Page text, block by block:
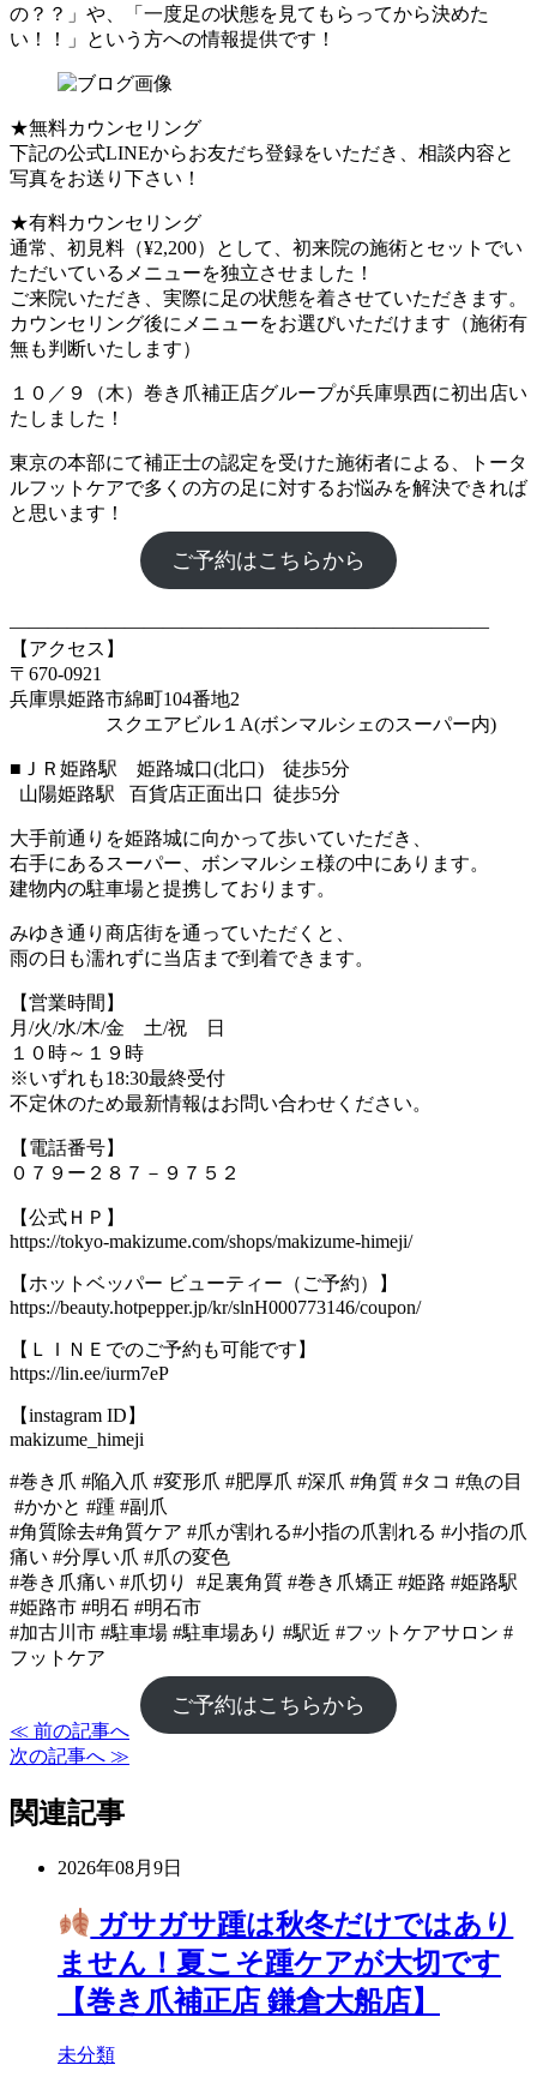
の？？」や、「一度足の状態を見てもらってから決めた
い！！」という方への情報提供です！
★無料カウンセリング
下記の公式LINEからお友だち登録をいただき、相談内容と
写真をお送り下さい！
★有料カウンセリング
通常、初見料（¥2,200）として、初来院の施術とセットでい
ただいているメニューを独立させました！
ご来院いただき、実際に足の状態を着させていただきます。
カウンセリング後にメニューをお選びいただけます（施術有
無も判断いたします）
１０／９（木）巻き爪補正店グループが兵庫県西に初出店い
たしました！
東京の本部にて補正士の認定を受けた施術者による、トータ
ルフットケアで多くの方の足に対するお悩みを解決できれば
と思います！
ご予約はこちらから
―――――――――――――――――――――――――
【アクセス】
〒670‐0921
兵庫県姫路市綿町104番地2
スクエアビル１A(ボンマルシェのスーパー内)
■ＪＲ姫路駅 姫路城口(北口) 徒歩5分
山陽姫路駅 百貨店正面出口 徒歩5分
大手前通りを姫路城に向かって歩いていただき、
右手にあるスーパー、ボンマルシェ様の中にあります。
建物内の駐車場と提携しております。
みゆき通り商店街を通っていただくと、
雨の日も濡れずに当店まで到着できます。
【営業時間】
月/火/水/木/金 土/祝 日
１０時～１９時
※いずれも18:30最終受付
不定休のため最新情報はお問い合わせください。
【電話番号】
０７９ー２８７－９７５２
【公式ＨＰ】
https://tokyo-makizume.com/shops/makizume-himeji/
【ホットベッパー ビューティー（ご予約）】
https://beauty.hotpepper.jp/kr/slnH000773146/coupon/
【ＬＩＮＥでのご予約も可能です】
https://lin.ee/iurm7eP
【instagram ID】
makizume_himeji
#巻き爪 #陥入爪 #変形爪 #肥厚爪 #深爪 #角質 #タコ #魚の目
#かかと #踵 #副爪
#角質除去#角質ケア #爪が割れる#小指の爪割れる #小指の爪
痛い #分厚い爪 #爪の変色
#巻き爪痛い #爪切り #足裏角質 #巻き爪矯正 #姫路 #姫路駅
#姫路市 #明石 #明石市
#加古川市 #駐車場 #駐車場あり #駅近 #フットケアサロン #
フットケア
ご予約はこちらから
≪ 前の記事へ
次の記事へ ≫
関連記事
2026年08月9日
ガサガサ踵は秋冬だけではあり
ません！夏こそ踵ケアが大切です
【巻き爪補正店 鎌倉大船店】
未分類